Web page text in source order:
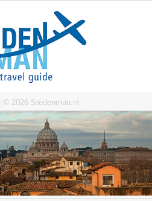
| © 2026 Stedenman.nl